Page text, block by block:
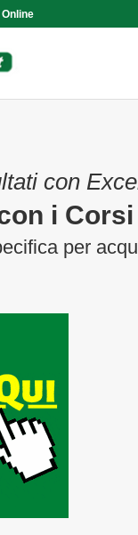
con
i
per